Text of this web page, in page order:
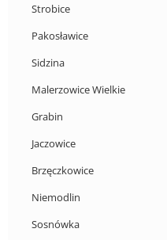
Strobice
Pakosławice
Sidzina
Malerzowice Wielkie
Grabin
Jaczowice
Brzęczkowice
Niemodlin
Sosnówka